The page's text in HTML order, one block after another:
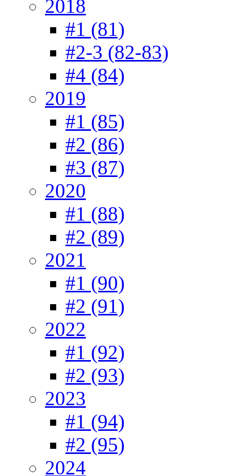
2018
#1 (81)
#2-3 (82-83)
#4 (84)
2019
#1 (85)
#2 (86)
#3 (87)
2020
#1 (88)
#2 (89)
2021
#1 (90)
#2 (91)
2022
#1 (92)
#2 (93)
2023
#1 (94)
#2 (95)
2024